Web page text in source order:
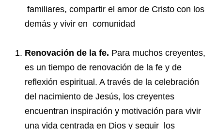
familiares, compartir el amor de Cristo con los
demás y vivir en comunidad
Renovación de la fe. Para muchos creyentes,
es un tiempo de renovación de la fe y de
reflexión espiritual. A través de la celebración
del nacimiento de Jesús, los creyentes
encuentran inspiración y motivación para vivir
una vida centrada en Dios y seguir los